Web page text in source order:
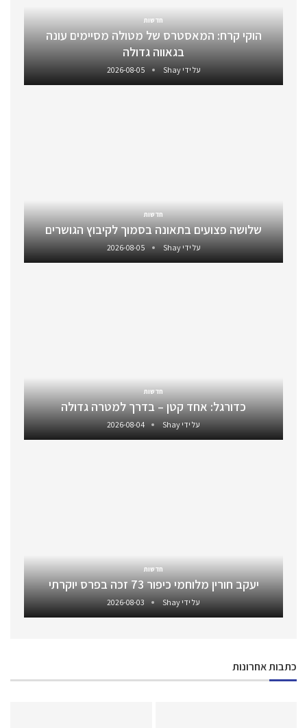
חדשות
הוקי קרח: המאסטרס של מטולה מסיימים עונה
בגאווה גדולה
על ידיShay
2026-08-05
חדשות
שלושה פצועים בתאונה בסמוך לקיבוץ הגושרים
על ידיShay
2026-08-05
חדשות
כדורגל: אחד קטן – בדרך למטרה גדולה
על ידיShay
2026-08-04
חדשות
יעקב חורין מלוחמי כיפור 73 זכה בפרס יוקרתי
על ידיShay
2026-08-03
כתבות אחרונות